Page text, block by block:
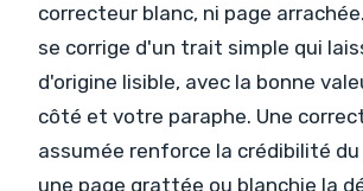
correcteur blanc, ni page
se corrige d'un trait simple qui
d'origine lisible, avec la bonne
côté et votre paraphe. Une
assumée renforce la crédibilité
une page grattée ou blanchie la